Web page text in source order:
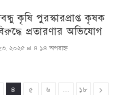
কৃষি পুরস্কারপ্রাপ্ত কৃষক
প্রতারণার অভিযোগ
২০২৫ at ৪:১৪ অপরাহ্ণ
৪ ৫ ৬ … ১৮